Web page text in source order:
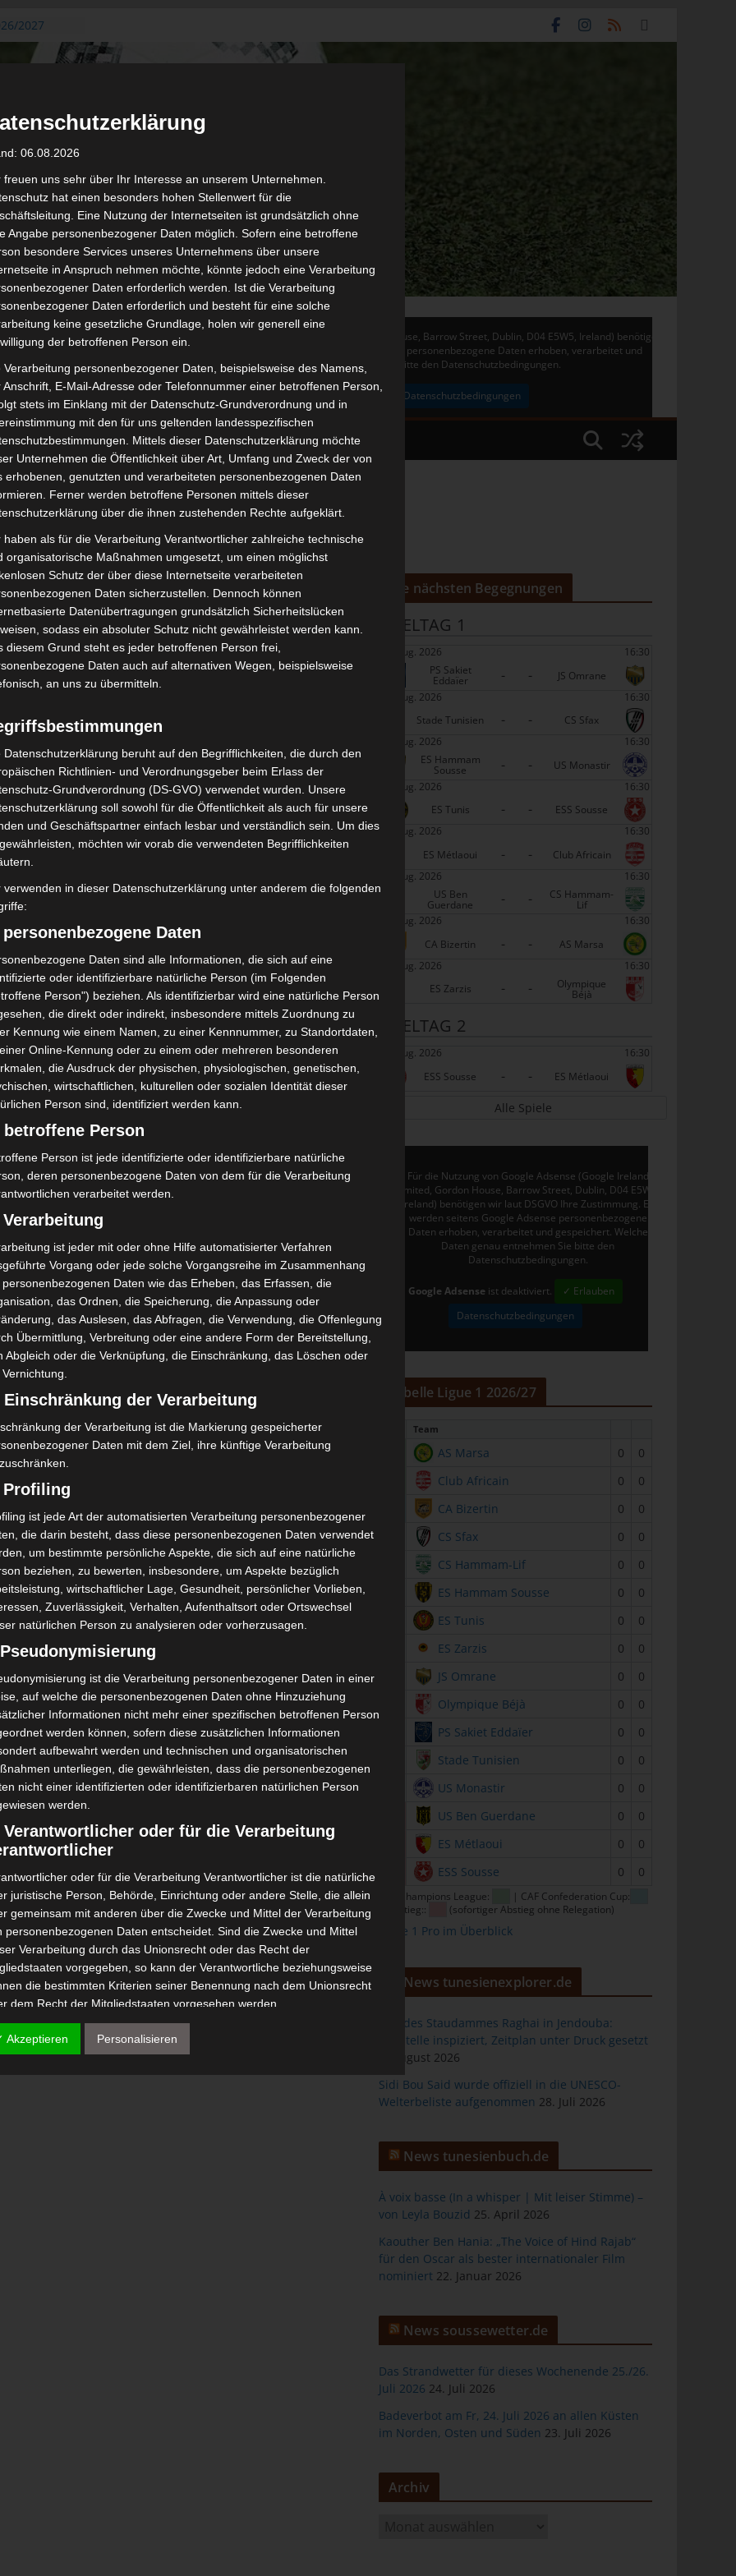
2027
August
aus der
der ersten 15
2027 –
20.
AS Soliman
zu
Für die Nutzung von Google Adsense (Google Ireland Limited, Gordon House, Barrow Street, Dublin, D04 E5W5, Ireland) benötigen
wir laut DSGVO Ihre Zustimmung. Es werden seitens Google Adsense personenbezogene Daten erhoben, verarbeitet und
gespeichert. Welche Daten genau entnehmen Sie bitte den Datenschutzbedingungen.
✓ Erlauben Datenschutzbedingungen
STADIEN IMPRESSUM
2026
– 5. Spieltag (Hinrunde)
2026,FTF,Hinrunde ,Ligue 1,Tunesien
2026 findet am Donnerstag, Samstag und Sonntag, 11., 13.
Die nächsten Begegnungen
SPIELTAG 1
22 Aug. 2026
16:30
PS Sakiet
Eddaïer - -
JS Omrane
22 Aug. 2026
16:30
Stade Tunisien
- -
CS Sfax
22 Aug. 2026
16:30
ES Hammam
Sousse - -
US Monastir
22 Aug. 2026
16:30
ES Tunis
- -
ESS Sousse
22 Aug. 2026
16:30
ES Métlaoui
- -
Club Africain
22 Aug. 2026
16:30
US Ben
Guerdane - - CS Hammam-
Lif
22 Aug. 2026
16:30
CA Bizertin
- -
AS Marsa
22 Aug. 2026
16:30
ES Zarzis
- - Olympique
Béjà
SPIELTAG 2
29 Aug. 2026
16:30
ESS Sousse
- - ES Métlaoui
Alle Spiele
Für die Nutzung von Google Adsense (Google Ireland
Limited, Gordon House, Barrow Street, Dublin, D04 E5W5,
Ireland) benötigen wir laut DSGVO Ihre Zustimmung. Es
werden seitens Google Adsense personenbezogene
Daten erhoben, verarbeitet und gespeichert. Welche
Daten genau entnehmen Sie bitte den
Datenschutzbedingungen.
Google Adsense ist deaktiviert.
✓ Erlauben
Datenschutzbedingungen
Tabelle Ligue 1 2026/27
Team
AS Marsa 0
0
Club Africain 0
0
CA Bizertin 0
0
CS Sfax 0
0
CS Hammam-Lif 0
0
ES Hammam Sousse 0
0
ES Tunis 0
0
ES Zarzis 0
0
JS Omrane 0
0
Olympique Béjà 0
0
PS Sakiet Eddaïer 0
0
Stade Tunisien 0
0
US Monastir 0
0
US Ben Guerdane 0
0
ES Métlaoui 0
0
ESS Sousse 0 0
CAF Champions League:
| CAF Confederation Cup:
| Abstieg::
(sofortiger Abstieg ohne Relegation)
Ligue 1 Pro im Überblick
News tunesienexplorer.de
Bau des Staudammes Raghai in Jendouba:
Baustelle inspiziert, Zeitplan unter Druck gesetzt
2. August 2026
Sidi Bou Said wurde offiziell in die UNESCO-
Welterbeliste aufgenommen 28. Juli 2026
News tunesienbuch.de
À voix basse (In a whisper | Mit leiser Stimme) –
von Leyla Bouzid 25. April 2026
Kaouther Ben Hania: „The Voice of Hind Rajab“
für den Oscar als bester internationaler Film
nominiert 22. Januar 2026
News soussewetter.de
Das Strandwetter für dieses Wochenende 25./26.
Juli 2026 24. Juli 2026
Badeverbot am Fr, 24. Juli 2026 an allen Küsten
im Norden, Osten und Süden 23. Juli 2026
Archiv
06.08.2026
freuen uns sehr über Ihr Interesse an unserem Unternehmen.
hat einen besonders hohen Stellenwert für die
Eine Nutzung der Internetseiten ist grundsätzlich ohne
Angabe personenbezogener Daten möglich. Sofern eine betroffene
besondere Services unseres Unternehmens über unsere
in Anspruch nehmen möchte, könnte jedoch eine Verarbeitung
Daten erforderlich werden. Ist die Verarbeitung
Daten erforderlich und besteht für eine solche
keine gesetzliche Grundlage, holen wir generell eine
der betroffenen Person ein.
Verarbeitung personenbezogener Daten, beispielsweise des Namens,
Anschrift, E-Mail-Adresse oder Telefonnummer einer betroffenen Person,
stets im Einklang mit der Datenschutz-Grundverordnung und in
mit den für uns geltenden landesspezifischen
Mittels dieser Datenschutzerklärung möchte
Unternehmen die Öffentlichkeit über Art, Umfang und Zweck der von
erhobenen, genutzten und verarbeiteten personenbezogenen Daten
Ferner werden betroffene Personen mittels dieser
über die ihnen zustehenden Rechte aufgeklärt.
haben als für die Verarbeitung Verantwortlicher zahlreiche technische
organisatorische Maßnahmen umgesetzt, um einen möglichst
Schutz der über diese Internetseite verarbeiteten
Daten sicherzustellen. Dennoch können
Datenübertragungen grundsätzlich Sicherheitslücken
sodass ein absoluter Schutz nicht gewährleistet werden kann.
diesem Grund steht es jeder betroffenen Person frei,
Daten auch auf alternativen Wegen, beispielsweise
an uns zu übermitteln.
Datenschutzerklärung beruht auf den Begrifflichkeiten, die durch den
Richtlinien- und Verordnungsgeber beim Erlass der
Grundverordnung (DS-GVO) verwendet wurden. Unsere
soll sowohl für die Öffentlichkeit als auch für unsere
und Geschäftspartner einfach lesbar und verständlich sein. Um dies
möchten wir vorab die verwendeten Begrifflichkeiten
verwenden in dieser Datenschutzerklärung unter anderem die folgenden
personenbezogene Daten
Daten sind alle Informationen, die sich auf eine
oder identifizierbare natürliche Person (im Folgenden
Person") beziehen. Als identifizierbar wird eine natürliche Person
die direkt oder indirekt, insbesondere mittels Zuordnung zu
Kennung wie einem Namen, zu einer Kennnummer, zu Standortdaten,
Online-Kennung oder zu einem oder mehreren besonderen
die Ausdruck der physischen, physiologischen, genetischen,
wirtschaftlichen, kulturellen oder sozialen Identität dieser
Person sind, identifiziert werden kann.
betroffene Person
Person ist jede identifizierte oder identifizierbare natürliche
deren personenbezogene Daten von dem für die Verarbeitung
verarbeitet werden.
ist jeder mit oder ohne Hilfe automatisierter Verfahren
Vorgang oder jede solche Vorgangsreihe im Zusammenhang
personenbezogenen Daten wie das Erheben, das Erfassen, die
das Ordnen, die Speicherung, die Anpassung oder
das Auslesen, das Abfragen, die Verwendung, die Offenlegung
Übermittlung, Verbreitung oder eine andere Form der Bereitstellung,
Abgleich oder die Verknüpfung, die Einschränkung, das Löschen oder
Einschränkung der Verarbeitung
der Verarbeitung ist die Markierung gespeicherter
Daten mit dem Ziel, ihre künftige Verarbeitung
Profiling
ist jede Art der automatisierten Verarbeitung personenbezogener
die darin besteht, dass diese personenbezogenen Daten verwendet
um bestimmte persönliche Aspekte, die sich auf eine natürliche
beziehen, zu bewerten, insbesondere, um Aspekte bezüglich
wirtschaftlicher Lage, Gesundheit, persönlicher Vorlieben,
Zuverlässigkeit, Verhalten, Aufenthaltsort oder Ortswechsel
natürlichen Person zu analysieren oder vorherzusagen.
ist die Verarbeitung personenbezogener Daten in einer
auf welche die personenbezogenen Daten ohne Hinzuziehung
Informationen nicht mehr einer spezifischen betroffenen Person
werden können, sofern diese zusätzlichen Informationen
aufbewahrt werden und technischen und organisatorischen
unterliegen, die gewährleisten, dass die personenbezogenen
nicht einer identifizierten oder identifizierbaren natürlichen Person
werden.
Verantwortlicher oder für die Verarbeitung
oder für die Verarbeitung Verantwortlicher ist die natürliche
juristische Person, Behörde, Einrichtung oder andere Stelle, die allein
gemeinsam mit anderen über die Zwecke und Mittel der Verarbeitung
personenbezogenen Daten entscheidet. Sind die Zwecke und Mittel
Verarbeitung durch das Unionsrecht oder das Recht der
vorgegeben, so kann der Verantwortliche beziehungsweise
die bestimmten Kriterien seiner Benennung nach dem Unionsrecht
dem Recht der Mitgliedstaaten vorgesehen werden.
ist eine natürliche oder juristische Person, Behörde,
ist jede von der betroffenen Person freiwillig für den bestimmten
Akzeptieren Personalisieren